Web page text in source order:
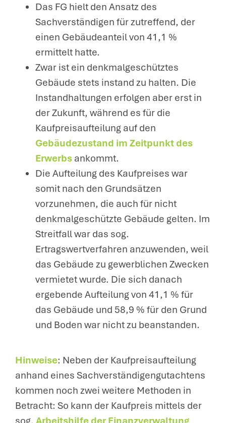
Das FG hielt den Ansatz des
Sachverständigen für zutreffend, der
einen Gebäudeanteil von 41,1 %
ermittelt hatte.
Zwar ist ein denkmalgeschütztes
Gebäude stets instand zu halten. Die
Instandhaltungen erfolgen aber erst in
der Zukunft, während es für die
Kaufpreisaufteilung auf den
Gebäudezustand im Zeitpunkt des
Erwerbs ankommt.
Die Aufteilung des Kaufpreises war
somit nach den Grundsätzen
vorzunehmen, die auch für nicht
denkmalgeschützte Gebäude gelten. Im
Streitfall war das sog.
Ertragswertverfahren anzuwenden, weil
das Gebäude zu gewerblichen Zwecken
vermietet wurde. Die sich danach
ergebende Aufteilung von 41,1 % für
das Gebäude und 58,9 % für den Grund
und Boden war nicht zu beanstanden.
Hinweise: Neben der Kaufpreisaufteilung
anhand eines Sachverständigengutachtens
kommen noch zwei weitere Methoden in
Betracht: So kann der Kaufpreis mittels der